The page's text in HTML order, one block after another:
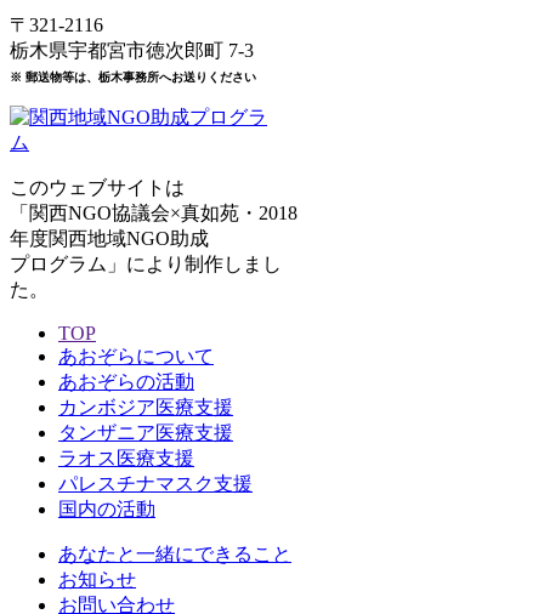
〒321-2116
栃木県宇都宮市徳次郎町 7-3
※ 郵送物等は、栃木事務所へお送りください
このウェブサイトは
「関西NGO協議会×真如苑・2018
年度関西地域NGO助成
プログラム」により制作しまし
た。
TOP
あおぞらについて
あおぞらの活動
カンボジア医療支援
タンザニア医療支援
ラオス医療支援
パレスチナマスク支援
国内の活動
あなたと一緒にできること
お知らせ
お問い合わせ